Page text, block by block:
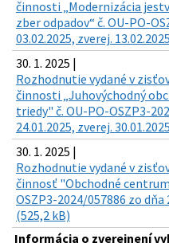
činnosti „Modernizácia
zber odpadov“ č. OU-PO-
03.02.2025, zverej.
30. 1. 2025 |
Rozhodnutie vydané v
činnosti „Juhovýchodný
triedy" č. OU-PO-OSZP3-
24.01.2025, zverej.
30. 1. 2025 |
Rozhodnutie vydané v
činnosť "Obchodné
OSZP3-2024/057886 zo dňa
(525,2 kB)
Informácia o zverejnení